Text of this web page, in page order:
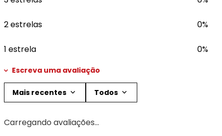
2 estrelas 0%
1 estrela 0%
Escreva uma avaliação
Título
Mais recentes Todos
Carregando avaliações…